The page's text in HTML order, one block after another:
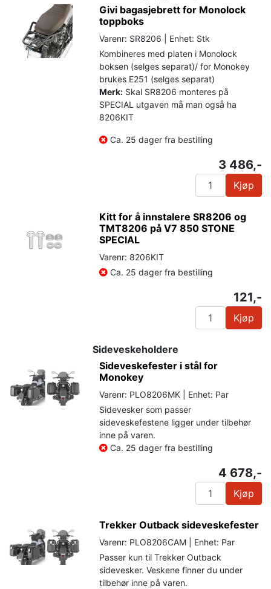
Givi bagasjebrett for Monolock
toppboks
Varenr: SR8206 | Enhet: Stk
Kombineres med platen i Monolock
boksen (selges separat)/ for Monokey
brukes E251 (selges separat)
Merk: Skal SR8206 monteres på
SPECIAL utgaven må man også ha
8206KIT
Ca. 25 dager fra bestilling
3 486,-
Kjøp
Kitt for å innstalere SR8206 og
TMT8206 på V7 850 STONE
SPECIAL
Varenr: 8206KIT
Ca. 25 dager fra bestilling
121,-
Kjøp
Sideveskeholdere
Sideveskefester i stål for
Monokey
Varenr: PLO8206MK | Enhet: Par
Sidevesker som passer
sideveskefestene ligger under tilbehør
inne på varen.
Ca. 25 dager fra bestilling
4 678,-
Kjøp
Trekker Outback sideveskefester
Varenr: PLO8206CAM | Enhet: Par
Passer kun til Trekker Outback
sidevesker. Veskene finner du under
tilbehør inne på varen.